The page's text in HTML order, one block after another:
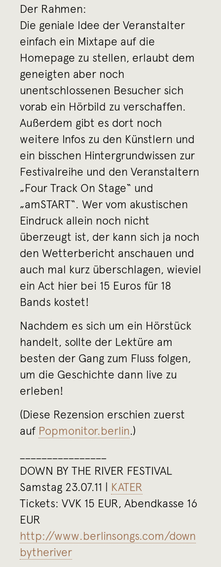
Der Rahmen:
Die geniale Idee der Veranstalter
einfach ein Mixtape auf die
Homepage zu stellen, erlaubt dem
geneigten aber noch
unentschlossenen Besucher sich
vorab ein Hörbild zu verschaffen.
Außerdem gibt es dort noch
weitere Infos zu den Künstlern und
ein bisschen Hintergrundwissen zur
Festivalreihe und den Veranstaltern
„Four Track On Stage“ und
„amSTART“. Wer vom akustischen
Eindruck allein noch nicht
überzeugt ist, der kann sich ja noch
den Wetterbericht anschauen und
auch mal kurz überschlagen, wieviel
ein Act hier bei 15 Euros für 18
Bands kostet!
Nachdem es sich um ein Hörstück
handelt, sollte der Lektüre am
besten der Gang zum Fluss folgen,
um die Geschichte dann live zu
erleben!
(Diese Rezension erschien zuerst
auf Popmonitor.berlin.)
DOWN BY THE RIVER FESTIVAL
Samstag 23.07.11 | KATER
Tickets: VVK 15 EUR, Abendkasse 16
EUR
http://www.berlinsongs.com/down
bytheriver